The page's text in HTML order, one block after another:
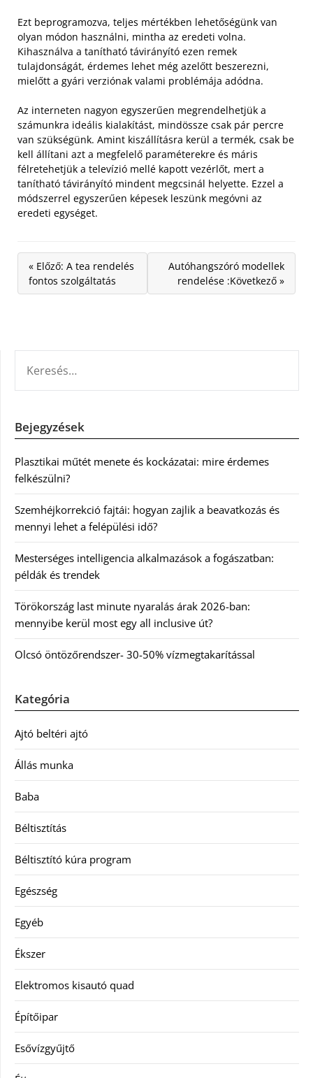
Ezt beprogramozva, teljes mértékben lehetőségünk van
olyan módon használni, mintha az eredeti volna.
Kihasználva a tanítható távirányító ezen remek
tulajdonságát, érdemes lehet még azelőtt beszerezni,
mielőtt a gyári verziónak valami problémája adódna.
Az interneten nagyon egyszerűen megrendelhetjük a
számunkra ideális kialakítást, mindössze csak pár percre
van szükségünk. Amint kiszállításra kerül a termék, csak be
kell állítani azt a megfelelő paraméterekre és máris
félretehetjük a televízió mellé kapott vezérlőt, mert a
tanítható távirányító mindent megcsinál helyette. Ezzel a
módszerrel egyszerűen képesek leszünk megóvni az
eredeti egységet.
« Előző: A tea rendelés
fontos szolgáltatás
Autóhangszóró modellek
rendelése :Következő »
Bejegyzések
Plasztikai műtét menete és kockázatai: mire érdemes
felkészülni?
Szemhéjkorrekció fajtái: hogyan zajlik a beavatkozás és
mennyi lehet a felépülési idő?
Mesterséges intelligencia alkalmazások a fogászatban:
példák és trendek
Törökország last minute nyaralás árak 2026-ban:
mennyibe kerül most egy all inclusive út?
Olcsó öntözőrendszer- 30-50% vízmegtakarítással
Kategória
Ajtó beltéri ajtó
Állás munka
Baba
Béltisztítás
Béltisztító kúra program
Egészség
Egyéb
Ékszer
Elektromos kisautó quad
Építőipar
Esővízgyűjtő